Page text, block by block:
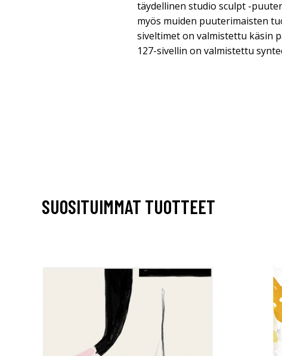
täydellinen studio sculpt -
myös muiden puuterimaisten
siveltimet on valmistettu käsin
127-sivellin on valmistettu
SUOSITUIMMAT TUOTTEET